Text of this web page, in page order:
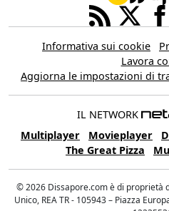
Informativa sui cookie
Lavora
Aggiorna le impostazioni di
IL NETWORK
Multiplayer
Movieplayer
The Great Pizza
© 2026 Dissapore.com è di proprietà
Unico, REA TR - 105943 – Piazza